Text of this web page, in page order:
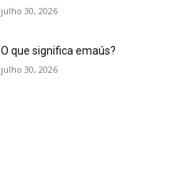
julho 30, 2026
O que significa emaús?
julho 30, 2026